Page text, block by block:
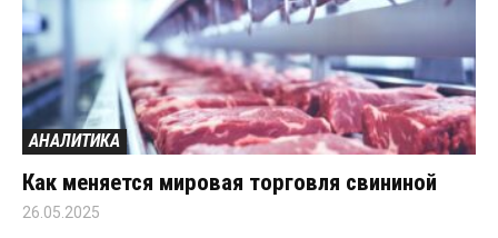
АНАЛИТИКА
Как меняется мировая торговля свининой
26.05.2025